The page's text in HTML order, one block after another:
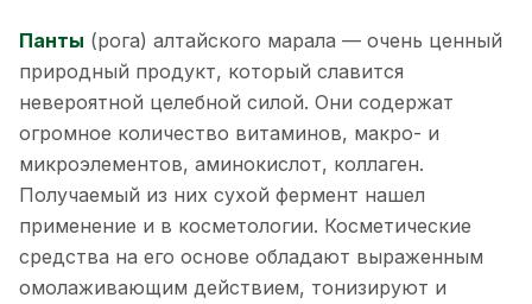
Панты (рога) алтайского марала — очень ценный
природный продукт, который славится
невероятной целебной силой. Они содержат
огромное количество витаминов, макро- и
микроэлементов, аминокислот, коллаген.
Получаемый из них сухой фермент нашел
применение и в косметологии. Косметические
средства на его основе обладают выраженным
омолаживающим действием, тонизируют и